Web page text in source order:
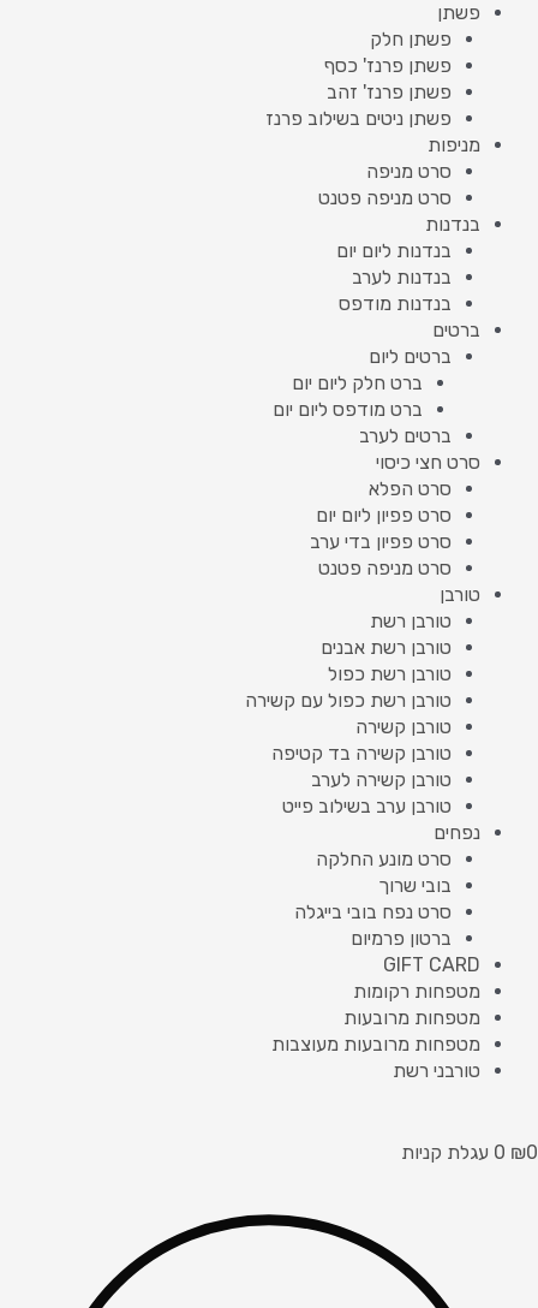
פשתן
פשתן חלק
פשתן פרנז' כסף
פשתן פרנז' זהב
פשתן ניטים בשילוב פרנז
מניפות
סרט מניפה
סרט מניפה פטנט
בנדנות
בנדנות ליום יום
בנדנות לערב
בנדנות מודפס
ברטים
ברטים ליום
ברט חלק ליום יום
ברט מודפס ליום יום
ברטים לערב
סרט חצי כיסוי
סרט הפלא
סרט פפיון ליום יום
סרט פפיון בדי ערב
סרט מניפה פטנט
טורבן
טורבן רשת
טורבן רשת אבנים
טורבן רשת כפול
טורבן רשת כפול עם קשירה
טורבן קשירה
טורבן קשירה בד קטיפה
טורבן קשירה לערב
טורבן ערב בשילוב פייט
נפחים
סרט מונע החלקה
בובי שרוך
סרט נפח בובי בייגלה
ברטון פרמיום
GIFT CARD
מטפחות רקומות
מטפחות מרובעות
מטפחות מרובעות מעוצבות
טורבני רשת
₪0
0 עגלת קניות